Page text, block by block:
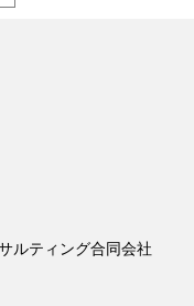
ルティング合同会社